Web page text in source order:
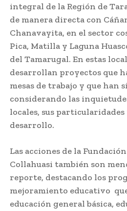
integral de la Región de
de manera directa con
Chanavayita, en el sector
Pica, Matilla y Laguna
del Tamarugal. En estas
desarrollan proyectos que
mesas de trabajo y que han
considerando las
locales, sus
desarrollo.
Las acciones de la
Collahuasi también son
reporte, destacando los
mejoramiento educativo
educación general básica,